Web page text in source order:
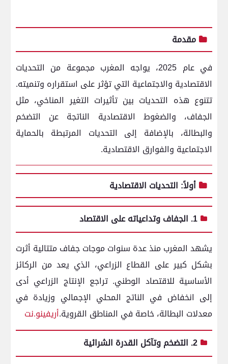
مقدمة
في عام 2025، يواجه المغرب مجموعة من التحديات
الاقتصادية والاجتماعية التي تؤثر على استقراره وتنميته.
تتنوع هذه التحديات بين تأثيرات التغير المناخي، مثل
الجفاف، والضغوط الاقتصادية الناتجة عن التضخم
والبطالة، بالإضافة إلى التحديات المرتبطة بالحماية
الاجتماعية والفوارق الاقتصادية.
أولاً: التحديات الاقتصادية
1. الجفاف وتداعياته على الاقتصاد
يشهد المغرب منذ عدة سنوات موجات جفاف متتالية أثرت
بشكل كبير على القطاع الزراعي، الذي يعد من الركائز
الأساسية للاقتصاد الوطني. تراجع الإنتاج الزراعي أدى
إلى انخفاض في الناتج المحلي الإجمالي وزيادة في
معدلات البطالة، خاصة في المناطق القروية.أريفينو.نت
2. التضخم وتآكل القدرة الشرائية